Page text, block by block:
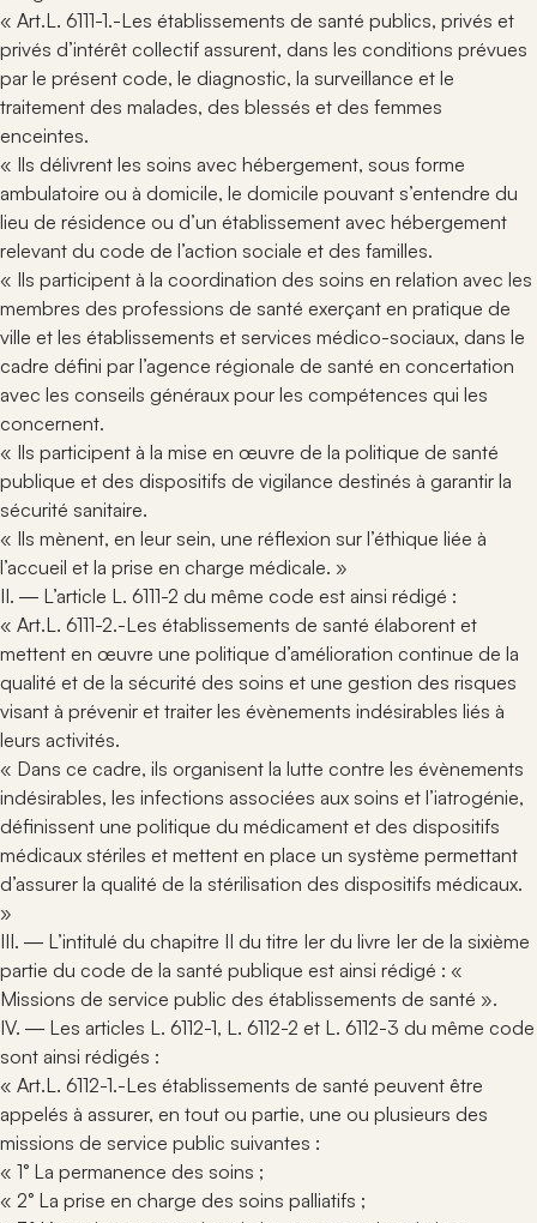
« Art.L. 6111-1.-Les établissements de santé publics, privés et
privés d’intérêt collectif assurent, dans les conditions prévues
par le présent code, le diagnostic, la surveillance et le
traitement des malades, des blessés et des femmes
enceintes.
« Ils délivrent les soins avec hébergement, sous forme
ambulatoire ou à domicile, le domicile pouvant s’entendre du
lieu de résidence ou d’un établissement avec hébergement
relevant du code de l’action sociale et des familles.
« Ils participent à la coordination des soins en relation avec les
membres des professions de santé exerçant en pratique de
ville et les établissements et services médico-sociaux, dans le
cadre défini par l’agence régionale de santé en concertation
avec les conseils généraux pour les compétences qui les
concernent.
« Ils participent à la mise en œuvre de la politique de santé
publique et des dispositifs de vigilance destinés à garantir la
sécurité sanitaire.
« Ils mènent, en leur sein, une réflexion sur l’éthique liée à
l’accueil et la prise en charge médicale. »
II. ― L’article L. 6111-2 du même code est ainsi rédigé :
« Art.L. 6111-2.-Les établissements de santé élaborent et
mettent en œuvre une politique d’amélioration continue de la
qualité et de la sécurité des soins et une gestion des risques
visant à prévenir et traiter les évènements indésirables liés à
leurs activités.
« Dans ce cadre, ils organisent la lutte contre les évènements
indésirables, les infections associées aux soins et l’iatrogénie,
définissent une politique du médicament et des dispositifs
médicaux stériles et mettent en place un système permettant
d’assurer la qualité de la stérilisation des dispositifs médicaux.
»
III. ― L’intitulé du chapitre II du titre Ier du livre Ier de la sixième
partie du code de la santé publique est ainsi rédigé : «
Missions de service public des établissements de santé ».
IV. ― Les articles L. 6112-1, L. 6112-2 et L. 6112-3 du même code
sont ainsi rédigés :
« Art.L. 6112-1.-Les établissements de santé peuvent être
appelés à assurer, en tout ou partie, une ou plusieurs des
missions de service public suivantes :
« 1° La permanence des soins ;
« 2° La prise en charge des soins palliatifs ;